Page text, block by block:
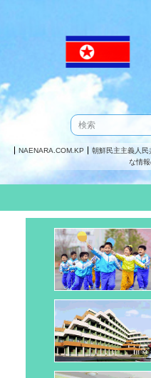
NAENARA.COM.KP
朝鮮民主主義人民
な情